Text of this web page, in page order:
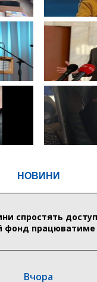
НОВИНИ
спростять доступ
фонд
Вчора